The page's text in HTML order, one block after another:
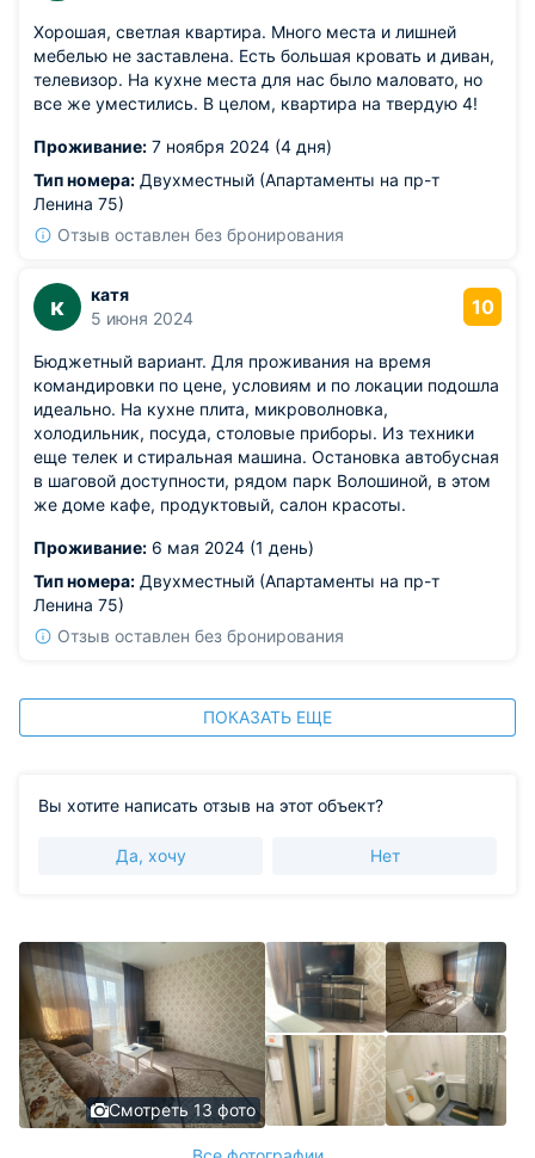
Хорошая, светлая квартира. Много места и лишней
мебелью не заставлена. Есть большая кровать и диван,
телевизор. На кухне места для нас было маловато, но
все же уместились. В целом, квартира на твердую 4!
Проживание: 7 ноября 2024 (4 дня)
Тип номера: Двухместный (Апартаменты на пр-т
Ленина 75)
Отзыв оставлен без бронирования
к
катя
5 июня 2024
10
Бюджетный вариант. Для проживания на время
командировки по цене, условиям и по локации подошла
идеально. На кухне плита, микроволновка,
холодильник, посуда, столовые приборы. Из техники
еще телек и стиральная машина. Остановка автобусная
в шаговой доступности, рядом парк Волошиной, в этом
же доме кафе, продуктовый, салон красоты.
Проживание: 6 мая 2024 (1 день)
Тип номера: Двухместный (Апартаменты на пр-т
Ленина 75)
Отзыв оставлен без бронирования
ПОКАЗАТЬ ЕЩЕ
Вы хотите написать отзыв на этот объект?
Да, хочу Нет
Смотреть 13 фото